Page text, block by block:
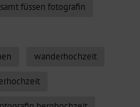
füssen fotografin
wanderhochzeit